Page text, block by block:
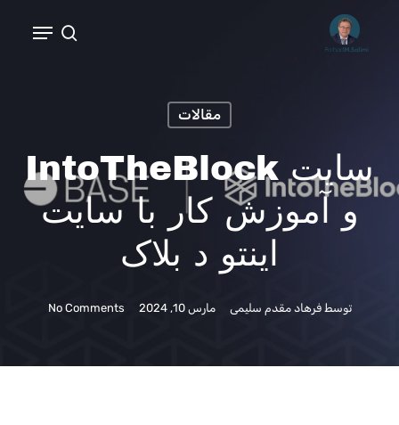
مقالات
سایت IntoTheBlock
و آموزش کار با سایت
اینتو د بلاک
توسط فرهاد مقدم سلیمی مارس 10, 2024 No Comments